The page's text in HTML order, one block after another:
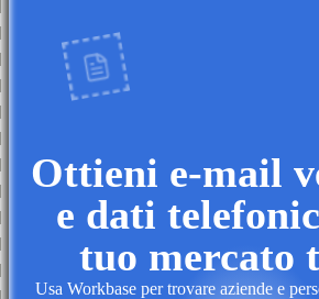
Ottieni e-mail
e dati
tuo mercato
Usa Workbase per trovare aziende e